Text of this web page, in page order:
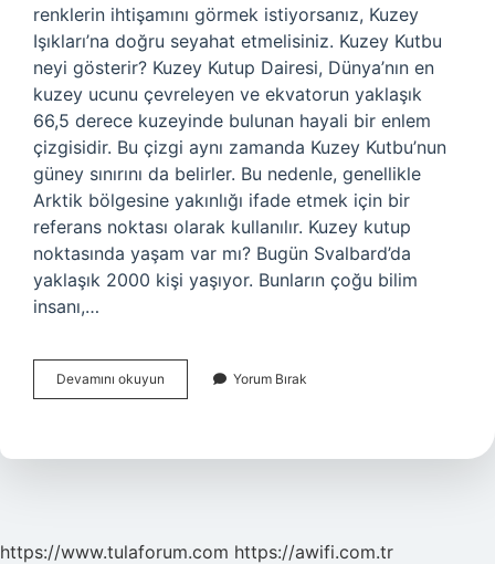
renklerin ihtişamını görmek istiyorsanız, Kuzey
Işıkları’na doğru seyahat etmelisiniz. Kuzey Kutbu
neyi gösterir? Kuzey Kutup Dairesi, Dünya’nın en
kuzey ucunu çevreleyen ve ekvatorun yaklaşık
66,5 derece kuzeyinde bulunan hayali bir enlem
çizgisidir. Bu çizgi aynı zamanda Kuzey Kutbu’nun
güney sınırını da belirler. Bu nedenle, genellikle
Arktik bölgesine yakınlığı ifade etmek için bir
referans noktası olarak kullanılır. Kuzey kutup
noktasında yaşam var mı? Bugün Svalbard’da
yaklaşık 2000 kişi yaşıyor. Bunların çoğu bilim
insanı,…
Devamını okuyun
Kutbu
Görürsün
Yorum Bırak
https://www.tulaforum.com https://awifi.com.tr